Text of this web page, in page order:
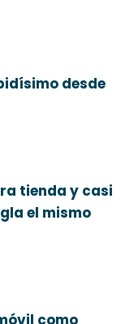
desde
tienda y casi
el mismo
como